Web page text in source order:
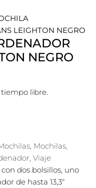
LEIGHTON NEGRO
NEGRO
tiempo libre.
, Mochilas,
, Viaje
dos bolsillos, uno
de hasta 13,3″